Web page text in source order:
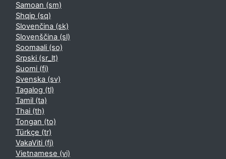
Samoan ‎(sm)‎
Shqip ‎(sq)‎
Slovenčina ‎(sk)‎
Slovenščina ‎(sl)‎
Soomaali ‎(so)‎
Srpski ‎(sr_lt)‎
Suomi ‎(fi)‎
Svenska ‎(sv)‎
Tagalog ‎(tl)‎
Tamil ‎(ta)‎
Thai ‎(th)‎
Tongan ‎(to)‎
Türkçe ‎(tr)‎
VakaViti ‎(fj)‎
Vietnamese ‎(vi)‎